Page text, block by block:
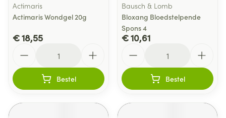
Actimaris
Actimaris Wondgel 20g
€ 18,55
Bestel
Bausch & Lomb
Bloxang Bloedstelpende
Spons 4
€ 10,61
Bestel